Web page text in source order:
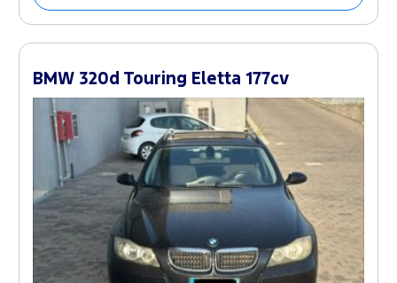
BMW 320d Touring Eletta 177cv